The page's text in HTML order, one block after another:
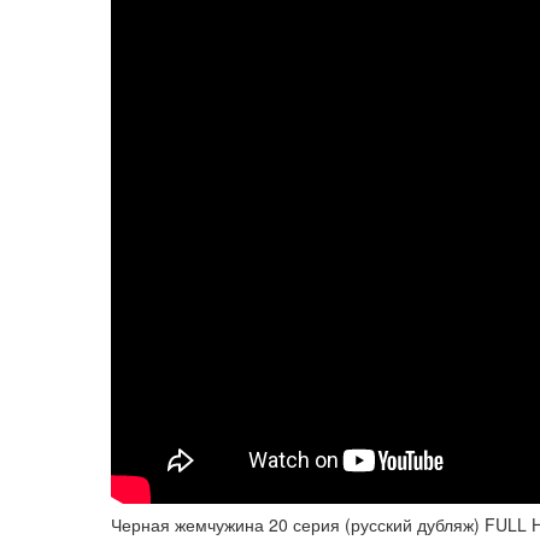
Черная жемчужина 20 серия (русский дубляж) FULL